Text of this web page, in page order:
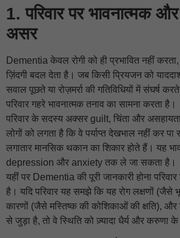
1. परिवार पर भावनात्मक
असर
Dementia केवल रोगी को ही प्रभावित नहीं करता,
ज़िंदगी बदल देता है। जब किसी प्रियजन को
सवाल पूछते या रोज़मर्रा की गतिविधियों में संघर्ष
परिवार गहरे भावनात्मक तनाव का सामना करता है।
परिवार के सदस्य अक्सर guilt, चिंता और
लोगों को लगता है कि वे पर्याप्त देखभाल नहीं कर
लगातार मानसिक थकान का शिकार होते हैं। यह
depression और anxiety तक ले जा सकता है।
यहीं पर Dementia की पूरी जानकारी होना
है। यदि परिवार यह समझे कि यह रोग लक्षणों (जैसे
कारणों (जैसे मस्तिष्क की कोशिकाओं की क्षति), और
से जुड़ा है, तो वे स्थिति को ज़्यादा धैर्य और करुणा